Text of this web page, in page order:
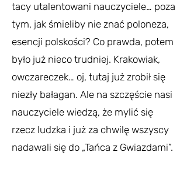
tacy utalentowani nauczyciele… poza
tym, jak śmieliby nie znać poloneza,
esencji polskości? Co prawda, potem
było już nieco trudniej. Krakowiak,
owczareczek… oj, tutaj już zrobił się
niezły bałagan. Ale na szczęście nasi
nauczyciele wiedzą, że mylić się
rzecz ludzka i już za chwilę wszyscy
nadawali się do „Tańca z Gwiazdami”.